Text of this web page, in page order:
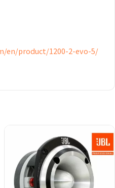
en/product/1200-2-evo-5/